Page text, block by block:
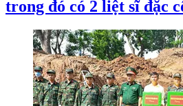
trong đó có 2 liệt sĩ đặc